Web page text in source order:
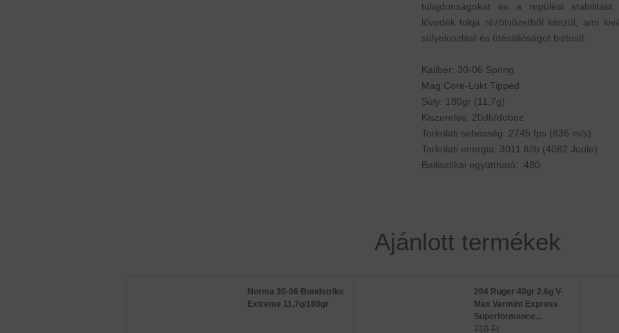
tulajdonságokat és a repülési
lövedék tokja rézötvözetből készül, ami
súlyeloszlást és ütésállóságot biztosít.
Kaliber: 30-06 Spring.
Mag:Core-Lokt Tipped
Súly: 180gr (11,7g)
Kiszerelés: 20db/doboz
Torkolati sebesség: 2745 fps (836 m/s)
Torkolati energia: 3011 ft/lb (4082 Joule)
Ballisztikai együttható: .480
Ajánlott termékek
Norma 30-06 Bondstrike
Extreme 11,7g/180gr
204 Ruger 40gr 2.6g V-
Max Varmint Express
Superformance...
719 Ft